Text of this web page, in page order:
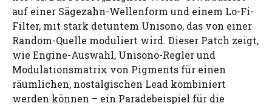
auf einer Sägezahn-Wellenform und einem Lo-Fi-
Filter, mit stark detuntem Unisono, das von einer
Random-Quelle moduliert wird. Dieser Patch zeigt,
wie Engine-Auswahl, Unisono-Regler und
Modulationsmatrix von Pigments für einen
räumlichen, nostalgischen Lead kombiniert
werden können – ein Paradebeispiel für die